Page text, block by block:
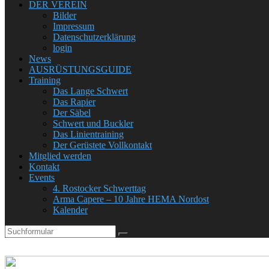
DER VEREIN
Bilder
Impressum
Datenschutzerklärung
login
News
AUSRÜSTUNGSGUIDE
Training
Das Lange Schwert
Das Rapier
Der Säbel
Schwert und Buckler
Das Linientraining
Der Gerüstete Vollkontakt
Mitglied werden
Kontakt
Events
4. Rostocker Schwerttag
Arma Capere – 10 Jahre HEMA Nordost
Kalender
Search